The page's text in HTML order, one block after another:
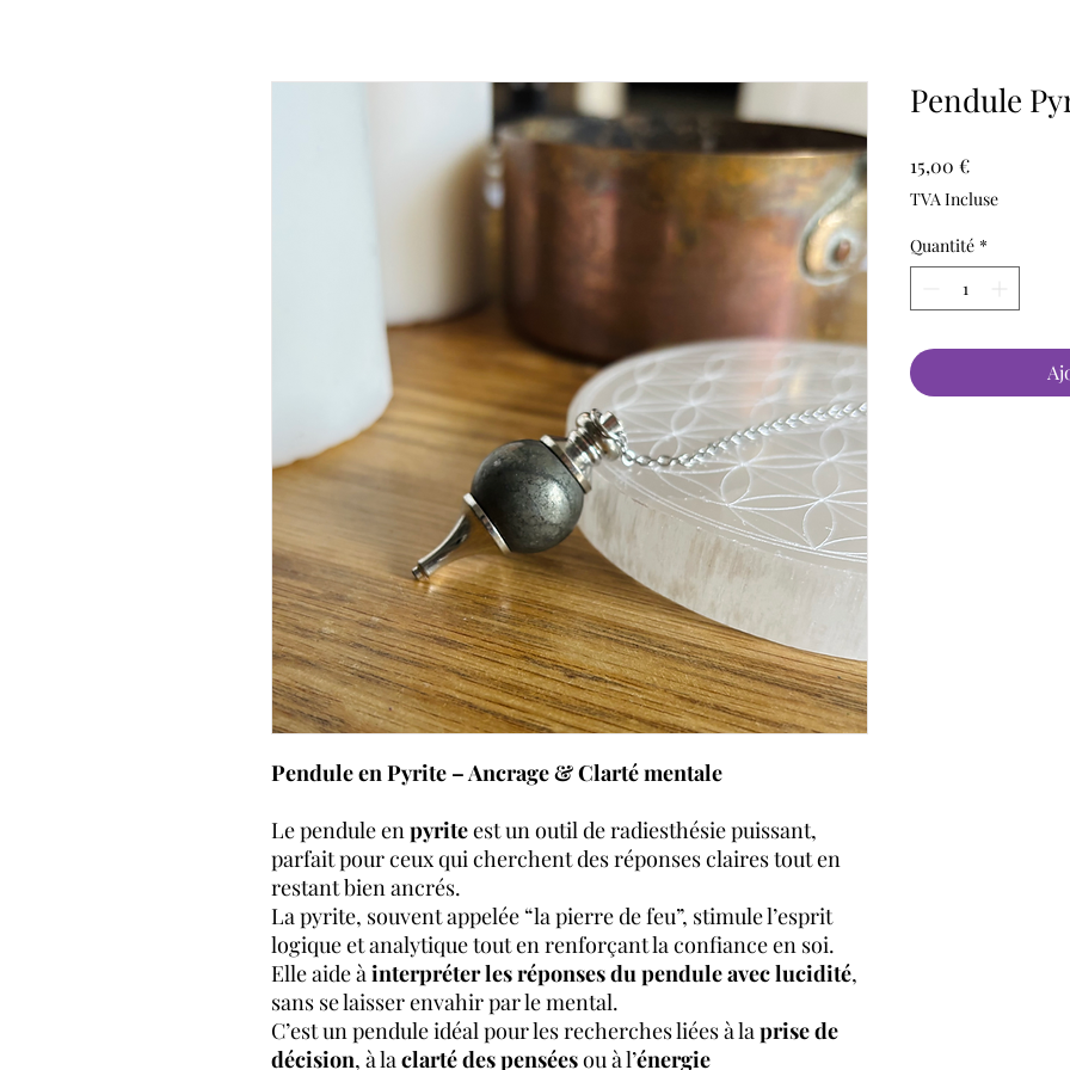
Pendule en Pyrite – Ancrage & Clarté mentale
Le pendule enpyriteest un outil de radiesthésie puissant,
parfait pour ceux qui cherchent des réponses claires tout en
restant bien ancrés.
La pyrite, souvent appelée “la pierre de feu”, stimule l’esprit
logique et analytique tout en renforçant la confiance en soi.
Elle aide àinterpréter les réponses du pendule avec lucidité,
sans se laisser envahir par le mental.
C’est un pendule idéal pour les recherches liées à laprise de
décision, à laclarté des penséesou à l’énergie
Pendule
15,00 €Prix
TVA Incluse
Quantité *